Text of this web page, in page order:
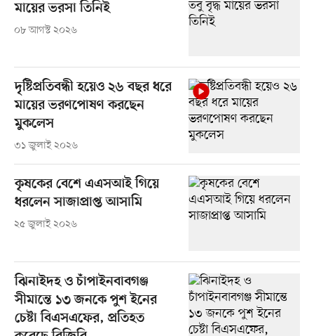
মায়ের ভরসা তিনিই
০৮ আগস্ট ২০২৬
দৃষ্টিপ্রতিবন্ধী হয়েও ২৬ বছর ধরে
মায়ের ভরণপোষণ করছেন
মুকলেস
৩১ জুলাই ২০২৬
কৃষকের বেশে এএসআই গিয়ে
ধরলেন সাজাপ্রাপ্ত আসামি
২৫ জুলাই ২০২৬
ঝিনাইদহ ও চাঁপাইনবাবগঞ্জ
সীমান্তে ১৩ জনকে পুশ ইনের
চেষ্টা বিএসএফের, প্রতিহত